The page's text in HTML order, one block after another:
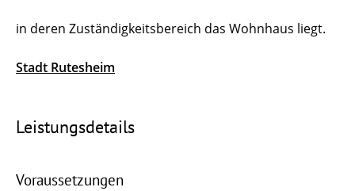
in deren Zuständigkeitsbereich das Wohnhaus liegt.
Stadt Rutesheim
Leistungsdetails
Voraussetzungen